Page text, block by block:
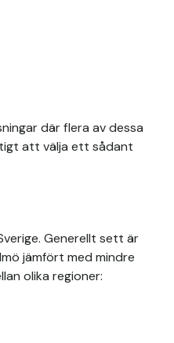
där flera av dessa
att välja ett sådant
Generellt sett är
jämfört med mindre
olika regioner: